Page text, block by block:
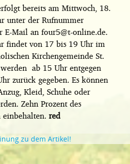
bereits am Mittwoch, 18.
unter der Rufnummer
Mail an four5@t-online.de.
findet von 17 bis 19 Uhr im
Kirchengemeinde St.
ab 15 Uhr entgegen
zurück gegeben. Es können
Kleid, Schuhe oder
Zehn Prozent des
red
zu dem Artikel!